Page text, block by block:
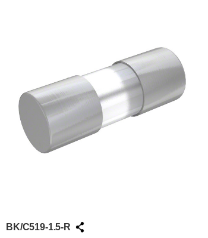
BK/C519-1.5-R